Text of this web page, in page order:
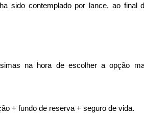
sido contemplado por lance, ao final
na hora de escolher a opção
+ fundo de reserva + seguro de vida.